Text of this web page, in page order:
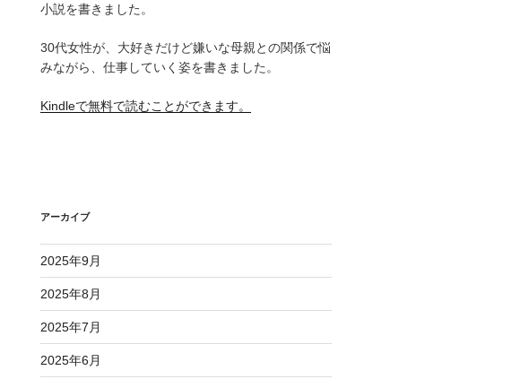
小説を書きました。
30代女性が、大好きだけど嫌いな母親との関係で悩
みながら、仕事していく姿を書きました。
Kindleで無料で読むことができます。
アーカイブ
2025年9月
2025年8月
2025年7月
2025年6月